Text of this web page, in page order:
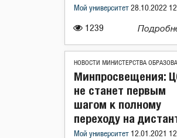
1239
Мой университет 28.10.2022
НОВОСТИ МИНИСТЕРСТВА
Минпросвещения:
не станет первым
шагом к полному
переходу на
Мой университет 12.01.2021